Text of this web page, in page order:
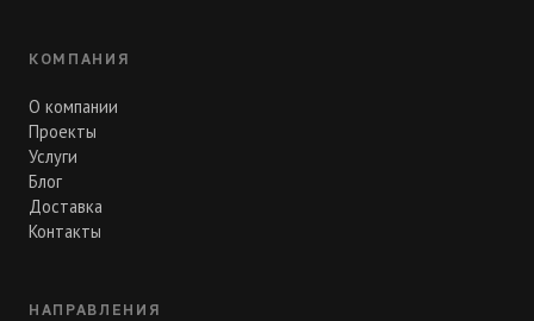
КОМПАНИЯ
О компании
Проекты
Услуги
Блог
Доставка
Контакты
НАПРАВЛЕНИЯ